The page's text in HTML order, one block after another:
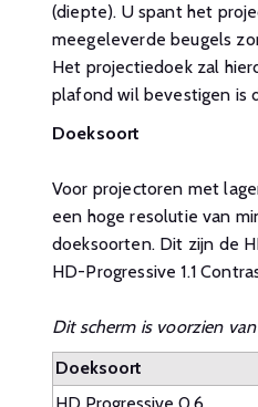
(diepte). U spant het
meegeleverde beugels
Het projectiedoek zal
plafond wil bevestigen is
Doeksoort
Voor projectoren met
een hoge resolutie van
doeksoorten. Dit zijn de
HD-Progressive 1.1
Dit scherm is voorzien
Doeksoort